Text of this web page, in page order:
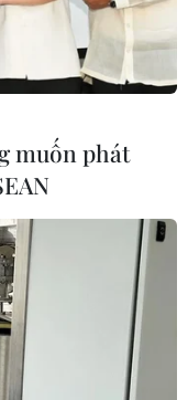
hợp tác xã
góp 4% GDP cả
viên tăng 30%
muốn phát